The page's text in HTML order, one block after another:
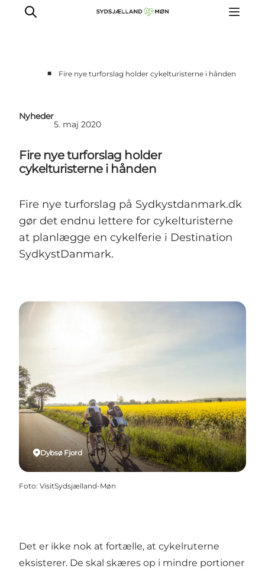
Presse
Projekter
Billeddatabase
Nyhedsbrev
■ Fire nye turforslag holder cykelturisterne i hånden
Nyheder
5. maj 2020
Fire nye turforslag holder
cykelturisterne i hånden
Fire nye turforslag på Sydkystdanmark.dk
gør det endnu lettere for cykelturisterne
at planlægge en cykelferie i Destination
SydkystDanmark.
Dybsø Fjord
Foto: VisitSydsjælland-Møn
Det er ikke nok at fortælle, at cykelruterne
eksisterer. De skal skæres op i mindre portioner